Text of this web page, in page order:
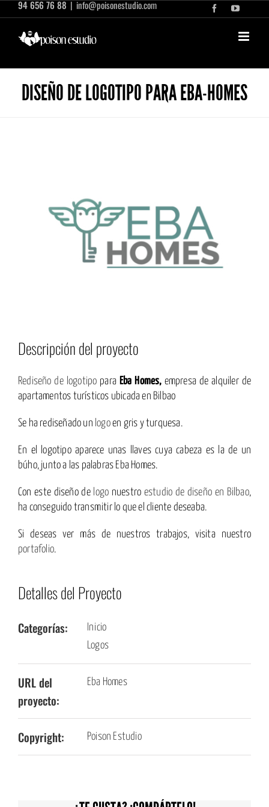
Saltar
al
contenido
94 656 76 88 | info@poisonestudio.com Facebook
DISEÑO DE LOGOTIPO PARA EBA-HOMES
Descripción del proyecto
Rediseño de logotipo para Eba Homes, empresa de alquiler de
apartamentos turísticos ubicada en Bilbao
Se ha rediseñado un logoen gris y turquesa.
En el logotipo aparece unas llaves cuya cabeza es la de un
búho, junto a las palabras Eba Homes.
Con este diseño de logo nuestro estudio de diseño en Bilbao,
ha conseguido transmitir lo que el cliente deseaba.
Si deseas ver más de nuestros trabajos, visita nuestro
portafolio.
Detalles del Proyecto
Categorías:
Inicio
Logos
URL del
proyecto:
Eba Homes
Copyright: Poison Estudio